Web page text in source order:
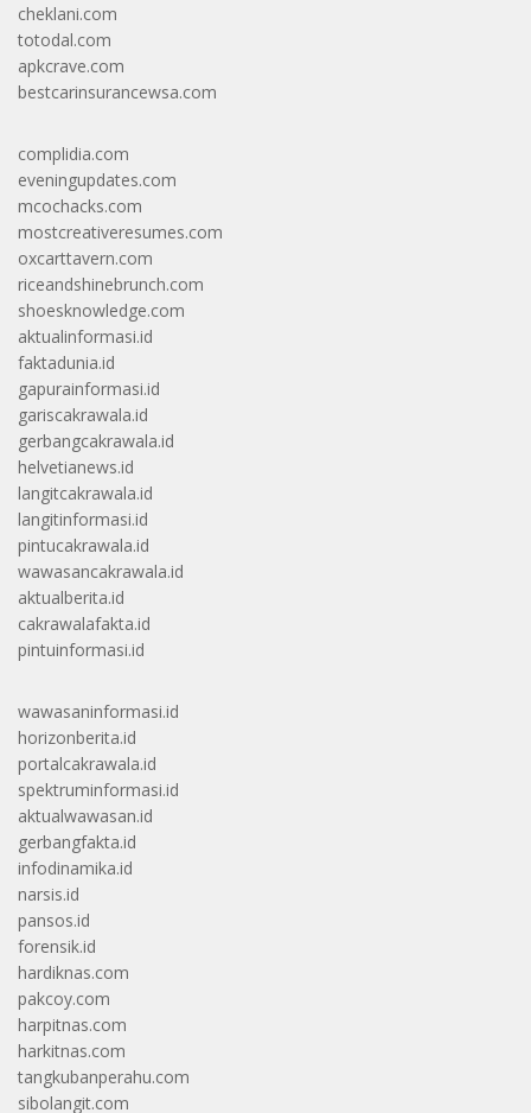
cheklani.com
totodal.com
apkcrave.com
bestcarinsurancewsa.com
complidia.com
eveningupdates.com
mcochacks.com
mostcreativeresumes.com
oxcarttavern.com
riceandshinebrunch.com
shoesknowledge.com
aktualinformasi.id
faktadunia.id
gapurainformasi.id
gariscakrawala.id
gerbangcakrawala.id
helvetianews.id
langitcakrawala.id
langitinformasi.id
pintucakrawala.id
wawasancakrawala.id
aktualberita.id
cakrawalafakta.id
pintuinformasi.id
wawasaninformasi.id
horizonberita.id
portalcakrawala.id
spektruminformasi.id
aktualwawasan.id
gerbangfakta.id
infodinamika.id
narsis.id
pansos.id
forensik.id
hardiknas.com
pakcoy.com
harpitnas.com
harkitnas.com
tangkubanperahu.com
sibolangit.com